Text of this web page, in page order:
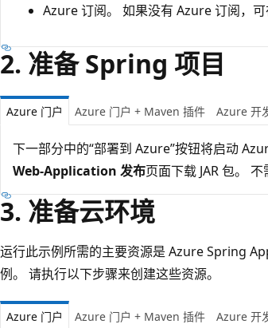
Azure 订阅。 如果没有 Azure 订阅，
2. 准备 Spring 项目
Azure 门户 Azure 门户 + Maven 插件 Azure 开
下一部分中的“部署到 Azure”按钮将启动
Web-Application 发布页面下载 JAR 包。 不
3. 准备云环境
运行此示例所需的主要资源是 Azure Spring
例。 请执行以下步骤来创建这些资源。
Azure 门户 Azure 门户 + Maven 插件 Azure 开